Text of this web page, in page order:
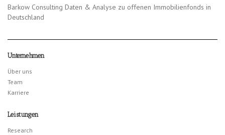
Barkow Consulting Daten & Analyse zu offenen Immobilienfonds in
Deutschland
Unternehmen
Über uns
Team
Karriere
Leistungen
Research